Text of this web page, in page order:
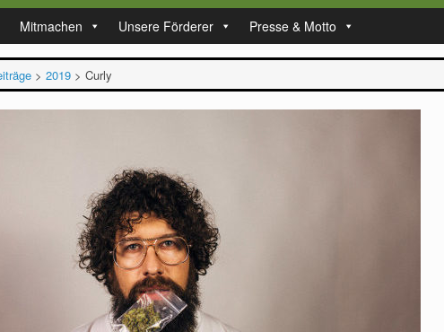
Mitmachen Unsere Förderer Presse & Motto
> 2019> Curly